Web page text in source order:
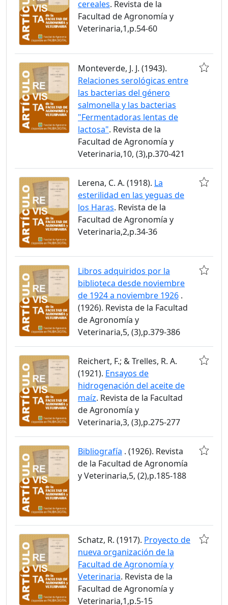
cereales. Revista de la
Facultad de Agronomía y
Veterinaria,1,p.54-60
Monteverde, J. J. (1943).
Relaciones serológicas entre
las bacterias del género
salmonella y las bacterias
"Fermentadoras lentas de
lactosa". Revista de la
Facultad de Agronomía y
Veterinaria,10, (3),p.370-421
Lerena, C. A. (1918). La
esterilidad en las yeguas de
los Haras. Revista de la
Facultad de Agronomía y
Veterinaria,2,p.34-36
Libros adquiridos por la
biblioteca desde noviembre
de 1924 a noviembre 1926 .
(1926). Revista de la Facultad
de Agronomía y
Veterinaria,5, (3),p.379-386
Reichert, F.; & Trelles, R. A.
(1921). Ensayos de
hidrogenación del aceite de
maíz. Revista de la Facultad
de Agronomía y
Veterinaria,3, (3),p.275-277
Bibliografía . (1926). Revista
de la Facultad de Agronomía
y Veterinaria,5, (2),p.185-188
Schatz, R. (1917). Proyecto de
nueva organización de la
Facultad de Agronomía y
Veterinaria. Revista de la
Facultad de Agronomía y
Veterinaria,1,p.5-15